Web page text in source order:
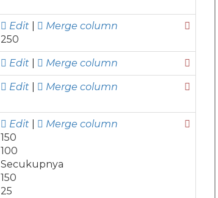
Edit
Merge column
250
Edit Merge column
Edit Merge column
Edit
Merge column
150
100
Secukupnya
150
25